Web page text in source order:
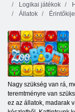
Logikai játékok
Állatok
Nagy szükség van rá,
teremtményre van
ez az állatok, madarak